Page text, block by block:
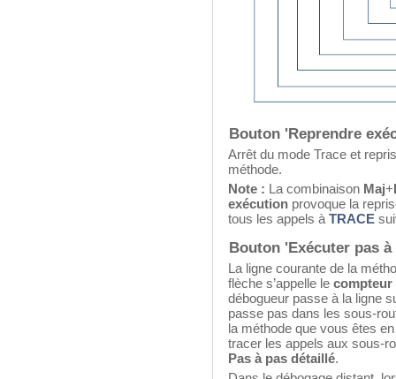
Bouton 'Reprendre
Arrêt du mode Trace et
méthode.
Note : La combinaison Maj+
exécution provoque la
tous les appels à TRACE
Bouton 'Exécuter pas à
La ligne courante de la
flèche s’appelle le compteur
débogueur passe à la ligne
passe pas dans les sous-
la méthode que vous êtes
tracer les appels aux sous-
Pas à pas détaillé.